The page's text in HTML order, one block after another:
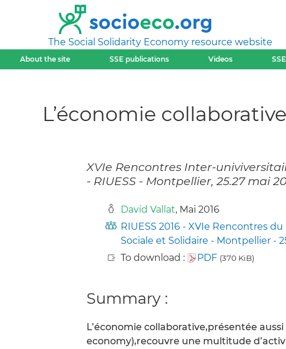
The Social Solidarity Economy resource website
About the site SSE publications Videos
L’économie
XVIe Rencontres Inter-
- RIUESS - Montpellier, 25.27 mai
David Vallat, Mai 2016
RIUESS 2016 - XVIe Rencontres
Sociale et Solidaire - Montpellier -
To download :
PDF (370 KiB)
Summary :
L’économie collaborative,présentée
economy),recouvre une multitude